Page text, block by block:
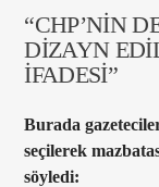
“CHP’NİN
DİZAYN
İFADESİ”
Burada
seçilerek
söyledi: